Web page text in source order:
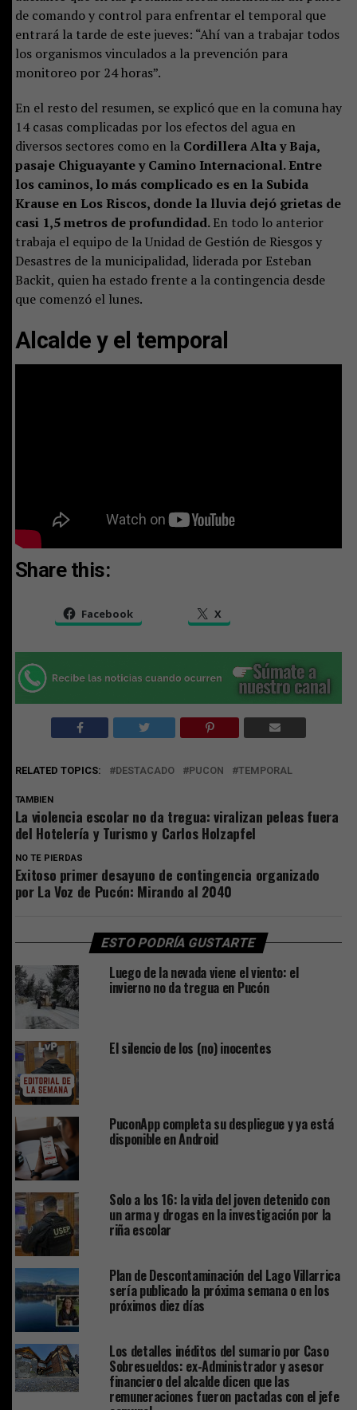
de comando y control para enfrentar el temporal que
entrará la tarde de este jueves: “Ahí van a trabajar todos
los organismos vinculados a la prevención para
monitoreo por 24 horas”.
En el resto del resumen, se explicó que en la comuna hay
14 casas complicadas por los efectos del agua en
diversos sectores como en la Cordillera Alta y Baja,
pasaje Chiguayante y Camino Internacional. Entre
los caminos, lo más complicado es en la Subida
Krause en Los Riscos, donde la lluvia dejó grietas de
casi 1,5 metros de profundidad.En todo lo anterior
trabaja el equipo de la Unidad de Gestión de Riesgos y
Desastres de la municipalidad, liderada por Esteban
Backit, quien ha estado frente a la contingencia desde
que comenzó el lunes.
Alcalde y el temporal
Share this:
Facebook X
RELATED TOPICS: DESTACADO PUCON TEMPORAL
TAMBIEN
La violencia escolar no da tregua: viralizan peleas fuera
del Hotelería y Turismo y Carlos Holzapfel
NO TE PIERDAS
Exitoso primer desayuno de contingencia organizado
por La Voz de Pucón: Mirando al 2040
ESTO PODRÍA GUSTARTE
Luego de la nevada viene el viento: el
invierno no da tregua en Pucón
El silencio de los (no) inocentes
PuconApp completa su despliegue y ya está
disponible en Android
Solo a los 16: la vida del joven detenido con
un arma y drogas en la investigación por la
riña escolar
Plan de Descontaminación del Lago Villarrica
sería publicado la próxima semana o en los
próximos diez días
Los detalles inéditos del sumario por Caso
Sobresueldos: ex-Administrador y asesor
financiero del alcalde dicen que las
remuneraciones fueron pactadas con el jefe